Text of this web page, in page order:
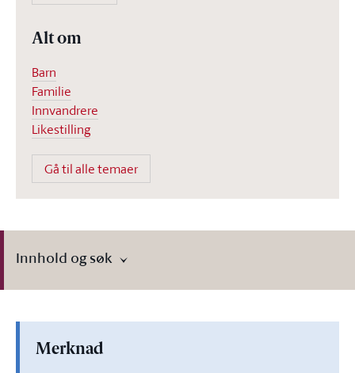
Alt om
Barn
Familie
Innvandrere
Likestilling
Gå til alle temaer
Innhold og søk
Merknad